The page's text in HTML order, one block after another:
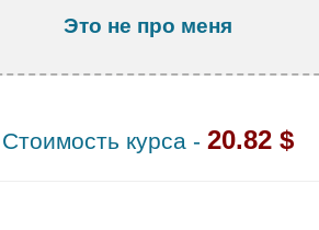
Это не про меня
Стоимость курса - 20.82 $